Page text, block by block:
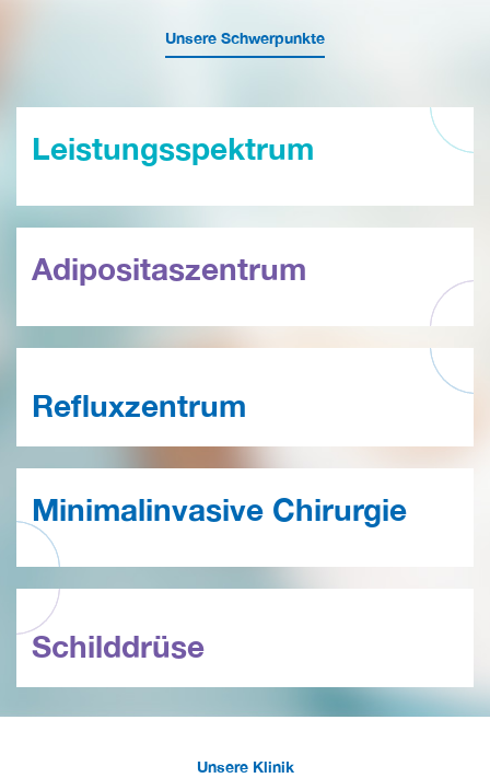
Unsere Schwerpunkte
Leistungsspektrum
Adipositaszentrum
Refluxzentrum
Minimalinvasive Chirurgie
Schilddrüse
Unsere Klinik